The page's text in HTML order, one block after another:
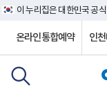
이 누리집은 대한민국 공
온라인통합예약 인